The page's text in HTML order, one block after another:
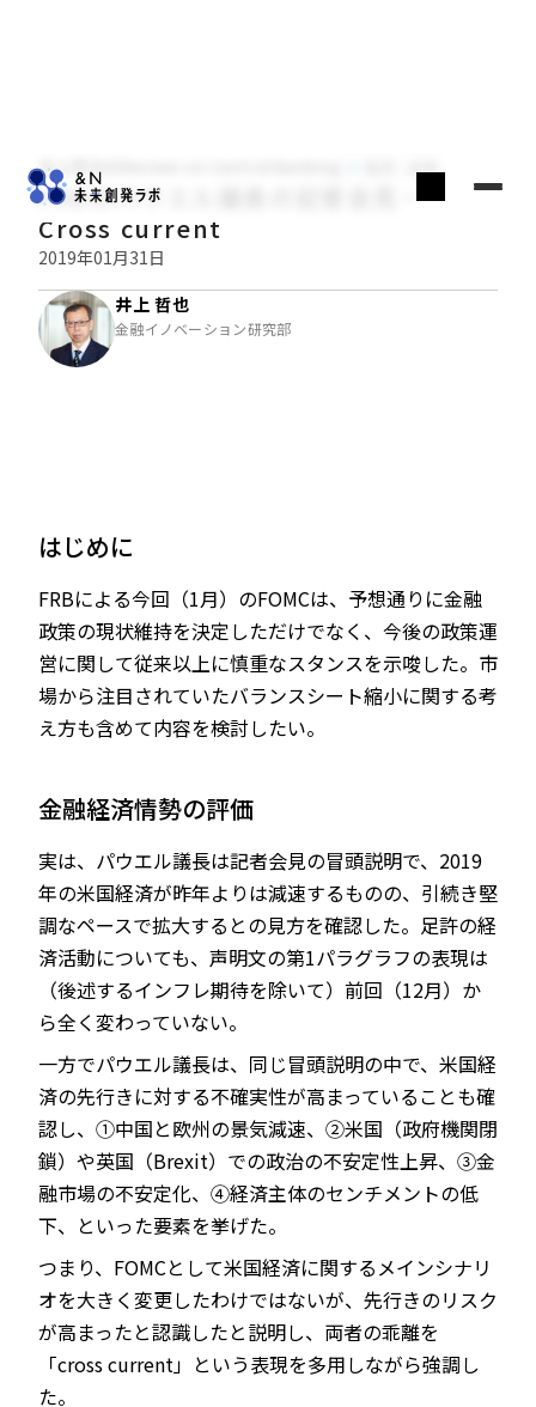
JP EN
井上哲也のReview on Central Banking
FRBのパウエル議長の記者会見－
Cross current
2019年01月31日
井上 哲也
金融イノベーション研究部
はじめに
FRBによる今回（1月）のFOMCは、予想通りに金融
政策の現状維持を決定しただけでなく、今後の政策運
営に関して従来以上に慎重なスタンスを示唆した。市
場から注目されていたバランスシート縮小に関する考
え方も含めて内容を検討したい。
金融経済情勢の評価
実は、パウエル議長は記者会見の冒頭説明で、2019
年の米国経済が昨年よりは減速するものの、引続き堅
調なペースで拡大するとの見方を確認した。足許の経
済活動についても、声明文の第1パラグラフの表現は
（後述するインフレ期待を除いて）前回（12月）か
ら全く変わっていない。
一方でパウエル議長は、同じ冒頭説明の中で、米国経
済の先行きに対する不確実性が高まっていることも確
認し、①中国と欧州の景気減速、②米国（政府機関閉
鎖）や英国（Brexit）での政治の不安定性上昇、③金
融市場の不安定化、④経済主体のセンチメントの低
下、といった要素を挙げた。
つまり、FOMCとして米国経済に関するメインシナリ
オを大きく変更したわけではないが、先行きのリスク
が高まったと認識したと説明し、両者の乖離を
「cross current」という表現を多用しながら強調し
た。